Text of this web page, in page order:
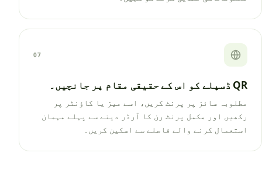
07
QR ڈسپلے کو اس کے حقیقی مقام پر جانچیں۔
مطلوبہ سائز پر پرنٹ کریں، اسے میز یا کاؤنٹر پر
رکھیں اور مکمل پرنٹ رن کا آرڈر دینے سے پہلے مہمان
استعمال کرنے والے فاصلے سے اسکین کریں۔